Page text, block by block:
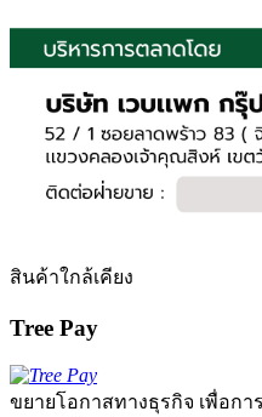
สินค้าใกล้เคียง
Tree Pay
ขยายโอกาสทางธุรกิจ เพื่อกา